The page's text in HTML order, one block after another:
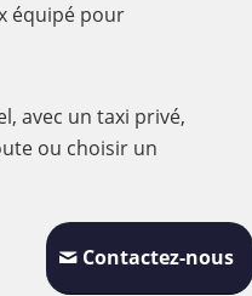
équipé pour
avec un taxi privé,
ou choisir un
Contactez-nous